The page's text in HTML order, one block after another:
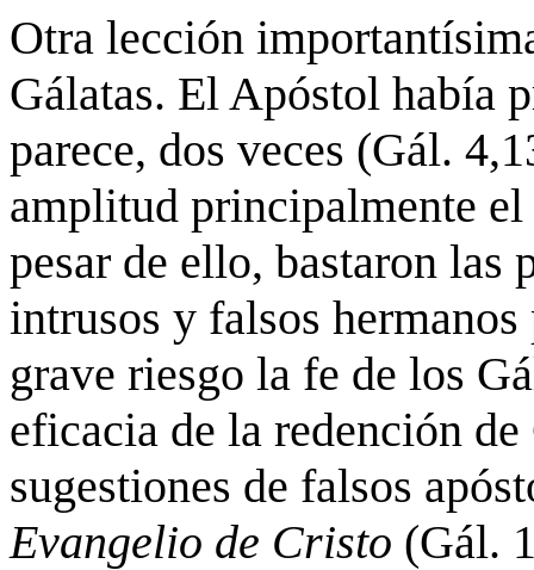
Otra lección
Gálatas. El Apóstol había
parece, dos veces (Gál.
amplitud principalmente
pesar de ello, bastaron las
intrusos y falsos
grave riesgo la fe de los
eficacia de la redención
sugestiones de falsos
Evangelio de Cristo (Gál.